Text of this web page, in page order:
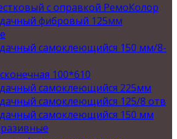
с оправкой РемоКолор
фибровый 125мм
самоклеющийся 150 мм/8-
100*610
самоклеющийся 225мм
самоклеющийся 125/8 отв
самоклеющийся 150 мм